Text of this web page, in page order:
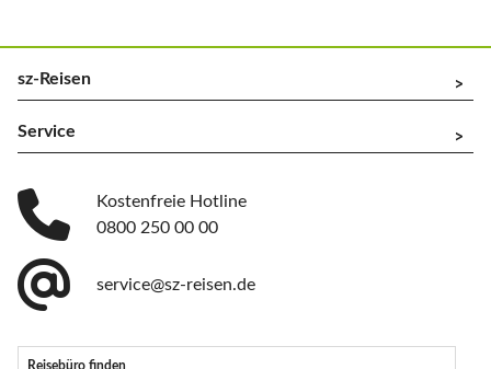
sz-Reisen ^
Service ^
Kostenfreie Hotline
0800 250 00 00
service@sz-reisen.de
Reisebüro finden